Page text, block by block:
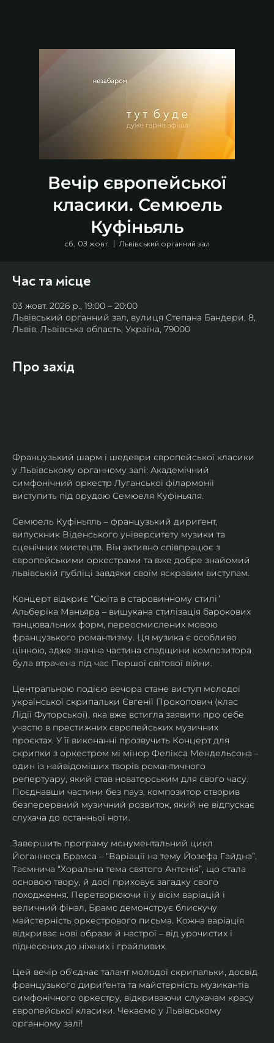
Вечір європейської
класики. Семюель
Куфіньяль
сб, 03 жовт.
  |
Львівський органний зал
Час та місце
03 жовт. 2026 р., 19:00 – 20:00
Львівський органний зал, вулиця Степана Бандери, 8,
Львів, Львівська область, Україна, 79000
Про захід
Французький шарм і шедеври європейської класики
у Львівському органному залі: Академічний
симфонічний оркестр Луганської філармонії
виступить під орудою Семюеля Куфіньяля.
Семюель Куфіньяль – французький дириґент,
випускник Віденського університету музики та
сценічних мистецтв. Він активно співпрацює з
європейськими оркестрами та вже добре знайомий
львівській публіці завдяки своїм яскравим виступам.
Концерт відкриє “Сюїта в старовинному стилі”
Альберіка Маньяра – вишукана стилізація барокових
танцювальних форм, переосмислених мовою
французького романтизму. Ця музика є особливо
цінною, адже значна частина спадщини композитора
була втрачена під час Першої світової війни.
Центральною подією вечора стане виступ молодої
української скрипальки Євгенії Прокопович (клас
Лідії Футорської), яка вже встигла заявити про себе
участю в престижних європейських музичних
проєктах. У її виконанні прозвучить Концерт для
скрипки з оркестром мі мінор Фелікса Мендельсона –
один із найвідоміших творів романтичного
репертуару, який став новаторським для свого часу.
Поєднавши частини без пауз, композитор створив
безперервний музичний розвиток, який не відпускає
слухача до останньої ноти.
Завершить програму монументальний цикл
Йоганнеса Брамса – “Варіації на тему Йозефа Гайдна”.
Таємнича “Хоральна тема святого Антонія”, що стала
основою твору, й досі приховує загадку свого
походження. Перетворюючи її у вісім варіацій і
величний фінал, Брамс демонструє блискучу
майстерність оркестрового письма. Кожна варіація
відкриває нові образи й настрої – від урочистих і
піднесених до ніжних і грайливих.
Цей вечір об'єднає талант молодої скрипальки, досвід
французького дириґента та майстерність музикантів
симфонічного оркестру, відкриваючи слухачам красу
європейської класики. Чекаємо у Львівському
органному залі!